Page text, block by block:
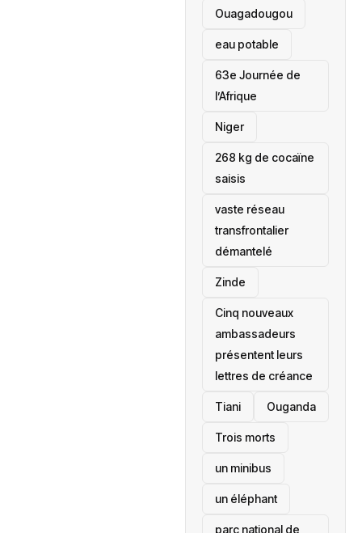
‎Ouagadougou
eau potable
63e Journée de
l’Afrique
‎Niger
268 kg de cocaïne
saisis
vaste réseau
transfrontalier
démantelé
Zinde
Cinq nouveaux
ambassadeurs
présentent leurs
lettres de créance
Tiani ‎Ouganda
Trois morts
un minibus
un éléphant
parc national de